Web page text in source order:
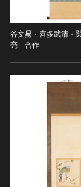
谷文晁・喜多武清・
亮 合作
伝統芸能
文楽
歌舞伎
その他
漆芸
染織